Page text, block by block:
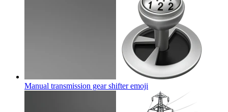
Manual transmission gear shifteremoji